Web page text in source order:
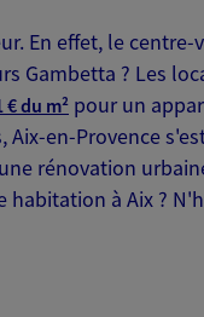
En effet, le
Gambetta ? Les
€ du m² pour un
en-Provence
rénovation
à Aix ?